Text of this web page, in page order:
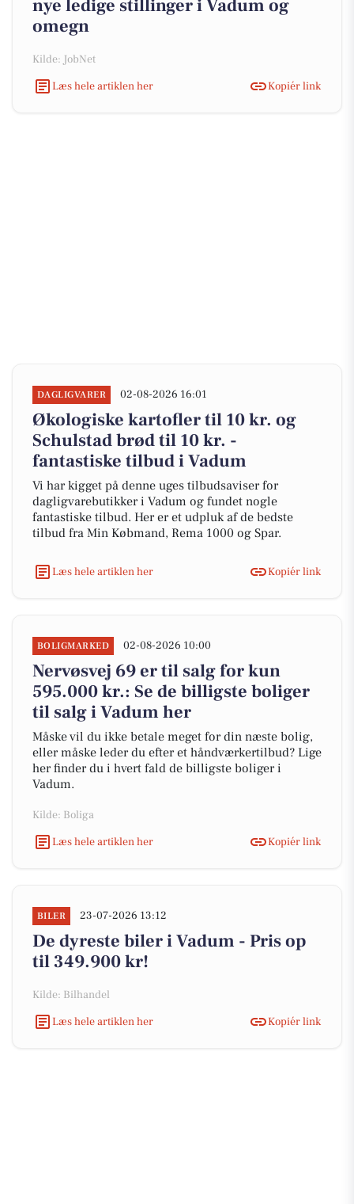
nye ledige stillinger i Vadum og
omegn
Kilde: JobNet
Læs hele artiklen her
Kopiér link
DAGLIGVARER 02-08-2026 16:01
Økologiske kartofler til 10 kr. og
Schulstad brød til 10 kr. -
fantastiske tilbud i Vadum
Vi har kigget på denne uges tilbudsaviser for
dagligvarebutikker i Vadum og fundet nogle
fantastiske tilbud. Her er et udpluk af de bedste
tilbud fra Min Købmand, Rema 1000 og Spar.
Læs hele artiklen her Kopiér link
BOLIGMARKED 02-08-2026 10:00
Nervøsvej 69 er til salg for kun
595.000 kr.: Se de billigste boliger
til salg i Vadum her
Måske vil du ikke betale meget for din næste bolig,
eller måske leder du efter et håndværkertilbud? Lige
her finder du i hvert fald de billigste boliger i
Vadum.
Kilde: Boliga
Læs hele artiklen her
Kopiér link
BILER 23-07-2026 13:12
De dyreste biler i Vadum - Pris op
til 349.900 kr!
Kilde: Bilhandel
Læs hele artiklen her
Kopiér link